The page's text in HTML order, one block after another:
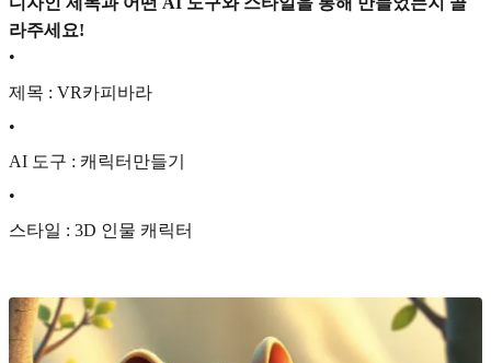
라주세요!
•
제목 : VR카피바라
•
AI 도구 : 캐릭터만들기
•
스타일 : 3D 인물 캐릭터